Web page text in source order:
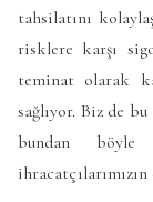
tahsilatını
risklere karşı
teminat olarak
sağlıyor. Biz de
bundan
ihracatçılarımızın